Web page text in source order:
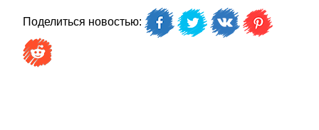
Поделиться новостью: